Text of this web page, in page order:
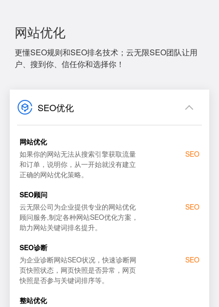
网站优化
更懂SEO规则和SEO排名技术；云无限SEO团队让用
户、搜到你、信任你和选择你！
网站SEO优化
SEO优化诊断搜狗
SEO优化
网站优化
SEO
如果你的网站无法从搜索引擎获取流量
和订单，说明你，从一开始就没有建立
正确的网站优化策略。
SEO顾问
SEO
云无限公司为企业提供专业的网站优化
顾问服务,制定各种网站SEO优化方案，
助力网站关键词排名提升。
SEO诊断
SEO
为企业诊断网站SEO状况，快速诊断网
页快照状态，网页快照是否异常，网页
快照是否参与关键词排序等。
整站优化